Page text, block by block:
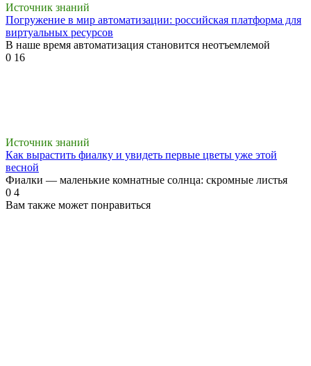
Источник знаний
Погружение в мир автоматизации: российская платформа для
виртуальных ресурсов
В наше время автоматизация становится неотъемлемой
0 16
Источник знаний
Как вырастить фиалку и увидеть первые цветы уже этой
весной
Фиалки — маленькие комнатные солнца: скромные листья
0 4
Вам также может понравиться